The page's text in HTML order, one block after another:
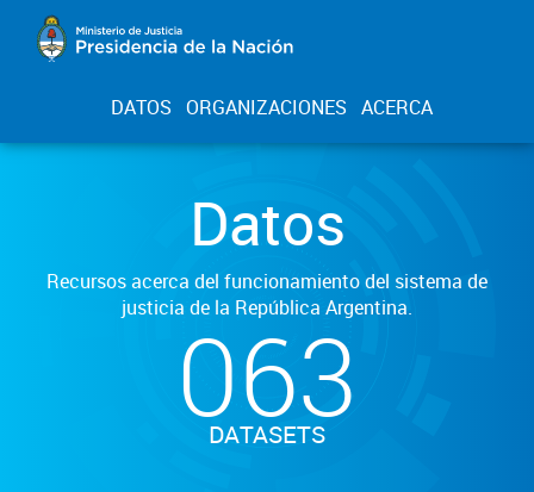
DATOS ORGANIZACIONES ACERCA
Datos
Recursos acerca del funcionamiento del sistema de
justicia de la República Argentina.
063
DATASETS